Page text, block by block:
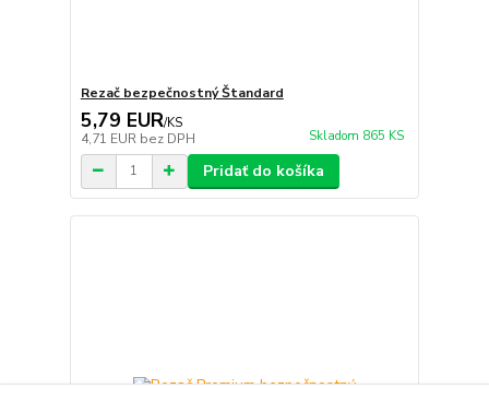
Rezač bezpečnostný Štandard
5,79 EUR/KS
4,71 EUR bez DPH Skladom 865 KS
Pridať do košíka